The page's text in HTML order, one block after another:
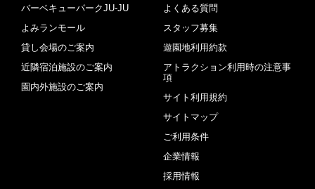
バーベキューパークJU-JU
よみランモール
貸し会場のご案内
近隣宿泊施設のご案内
園内外施設のご案内
よくある質問
スタッフ募集
遊園地利用約款
アトラクション利用時の注意事
項
サイト利用規約
サイトマップ
ご利用条件
企業情報
採用情報